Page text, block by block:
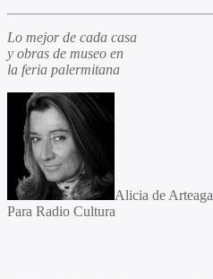
Lo mejor de cada casa
y obras de museo en
la feria palermitana
Alicia de Arteaga
Para Radio Cultura